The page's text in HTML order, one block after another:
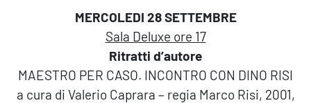
MERCOLEDI 28 SETTEMBRE
Sala Deluxe ore 17
Ritratti d’autore
MAESTRO PER CASO. INCONTRO CON DINO RISI
a cura di Valerio Caprara – regia Marco Risi, 2001,